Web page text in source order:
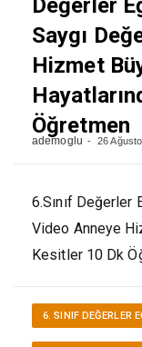
Değerler
Saygı
Hizmet
Öğretmen
ademoglu 26
6.Sınıf Değerler
Video Anneye
Kesitler 10 Dk
6. SINIF DEĞERLER